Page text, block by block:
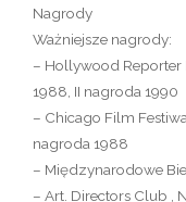
Nagrody
Ważniejsze nagrody:
– Hollywood Reporter
1988, II nagroda 1990
– Chicago Film
nagroda 1988
– Międzynarodowe
– Art. Directors Club ,